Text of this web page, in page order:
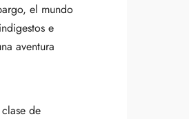
el mundo
e
aventura
de